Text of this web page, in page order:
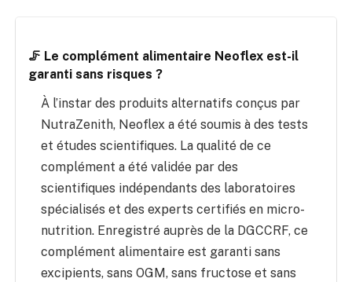
🦵 Le complément alimentaire Neoflex est-il
garanti sans risques ?
À l’instar des produits alternatifs conçus par
NutraZenith, Neoflex a été soumis à des tests
et études scientifiques. La qualité de ce
complément a été validée par des
scientifiques indépendants des laboratoires
spécialisés et des experts certifiés en micro-
nutrition. Enregistré auprès de la DGCCRF, ce
complément alimentaire est garanti sans
excipients, sans OGM, sans fructose et sans